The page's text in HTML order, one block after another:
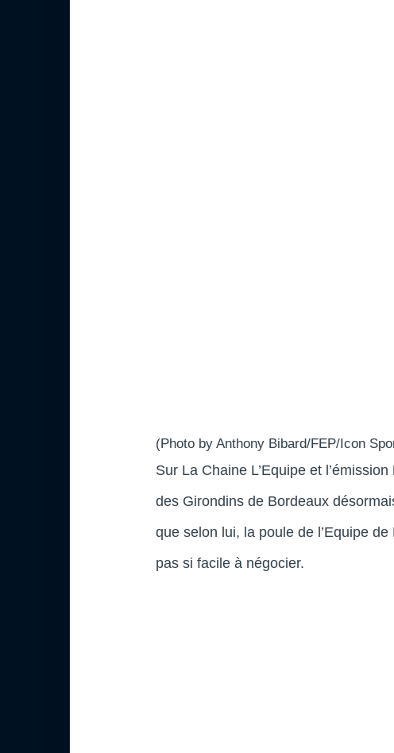
(Photo by Anthony Bibard/FEP/Icon
Sur La Chaine L’Equipe et l’émission
des Girondins de Bordeaux
que selon lui, la poule de l’Equipe
pas si facile à négocier.